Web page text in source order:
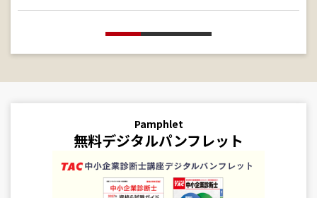
Pamphlet
無料デジタルパンフレット